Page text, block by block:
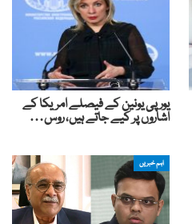
یورپی یونین کے فیصلے امریکا کے
اشاروں پر کیے جاتے ہیں، روس…
اہم خبریں